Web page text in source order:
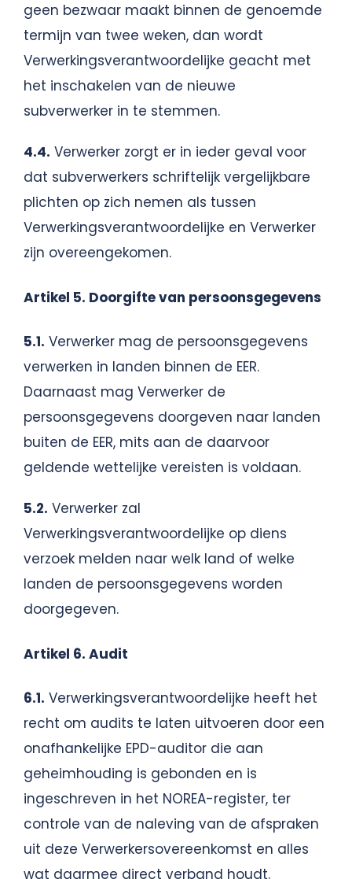
geen bezwaar maakt binnen de genoemde
termijn van twee weken, dan wordt
Verwerkingsverantwoordelijke geacht met
het inschakelen van de nieuwe
subverwerker in te stemmen.
4.4. Verwerker zorgt er in ieder geval voor
dat subverwerkers schriftelijk vergelijkbare
plichten op zich nemen als tussen
Verwerkingsverantwoordelijke en Verwerker
zijn overeengekomen.
Artikel 5. Doorgifte van persoonsgegevens
5.1. Verwerker mag de persoonsgegevens
verwerken in landen binnen de EER.
Daarnaast mag Verwerker de
persoonsgegevens doorgeven naar landen
buiten de EER, mits aan de daarvoor
geldende wettelijke vereisten is voldaan.
5.2. Verwerker zal
Verwerkingsverantwoordelijke op diens
verzoek melden naar welk land of welke
landen de persoonsgegevens worden
doorgegeven.
Artikel 6. Audit
6.1. Verwerkingsverantwoordelijke heeft het
recht om audits te laten uitvoeren door een
onafhankelijke EPD-auditor die aan
geheimhouding is gebonden en is
ingeschreven in het NOREA-register, ter
controle van de naleving van de afspraken
uit deze Verwerkersovereenkomst en alles
wat daarmee direct verband houdt.